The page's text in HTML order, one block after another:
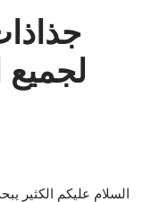
لجميع
السلام عليكم الكثير